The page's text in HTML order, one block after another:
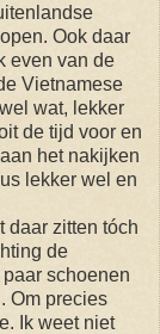
Ook daar
even van de
Vietnamese
wat, lekker
de tijd voor en
het nakijken
lekker wel en
daar zitten tóch
de
schoenen
Om precies
Ik weet niet